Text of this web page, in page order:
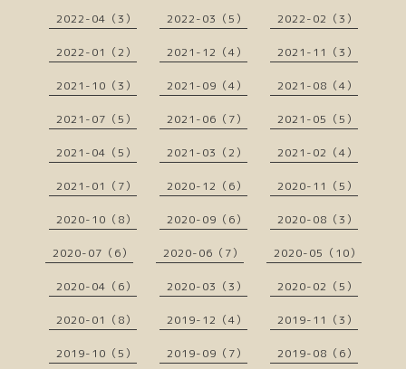
2022-04（3） 2022-03（5） 2022-02（3）
2022-01（2） 2021-12（4） 2021-11（3）
2021-10（3） 2021-09（4） 2021-08（4）
2021-07（5） 2021-06（7） 2021-05（5）
2021-04（5） 2021-03（2） 2021-02（4）
2021-01（7） 2020-12（6） 2020-11（5）
2020-10（8） 2020-09（6） 2020-08（3）
2020-07（6） 2020-06（7） 2020-05（10）
2020-04（6） 2020-03（3） 2020-02（5）
2020-01（8） 2019-12（4） 2019-11（3）
2019-10（5） 2019-09（7） 2019-08（6）